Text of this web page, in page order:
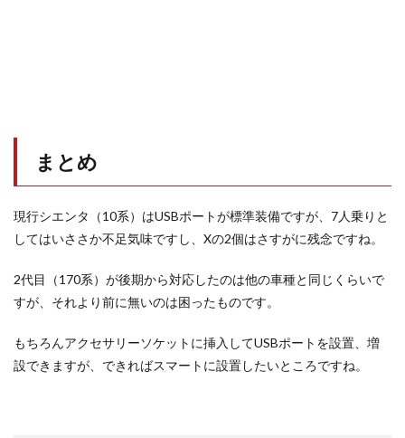
まとめ
現行シエンタ（10系）はUSBポートが標準装備ですが、7人乗りと
してはいささか不足気味ですし、Xの2個はさすがに残念ですね。
2代目（170系）が後期から対応したのは他の車種と同じくらいで
すが、それより前に無いのは困ったものです。
もちろんアクセサリーソケットに挿入してUSBポートを設置、増
設できますが、できればスマートに設置したいところですね。